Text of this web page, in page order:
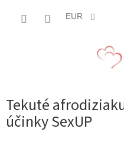
EUR
Tekuté
účinky SexUP